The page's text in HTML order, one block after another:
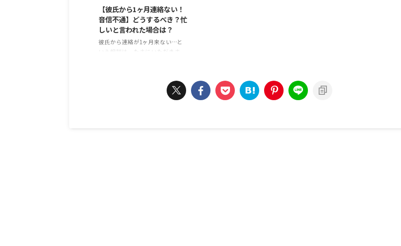
も、年収600万だからと言って簡
単にモテるというのは難しい状況
になっています。 年収600万の男
性は婚活でモテるのか？ 年収600
万の男性は婚活でモテるのか？で
すが、これは年代や地域、そして
【彼氏から1ヶ月連絡ない！
音信不通】どうするべき？忙
しいと言われた場合は？
彼氏から連絡が1ヶ月来ない…と
いう相談は、たまにいただきま
くに連絡をしていないというパタ
ーンもあるでしょう。 中には、
何も理由なく連絡がないという人